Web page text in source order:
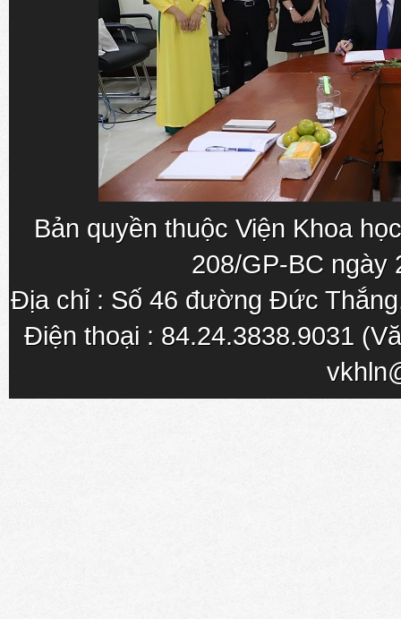
Bản quyền thuộc Viện Khoa
208/GP-BC ngày
Địa chỉ : Số 46 đường Đức
Điện thoại : 84.24.3838.9031